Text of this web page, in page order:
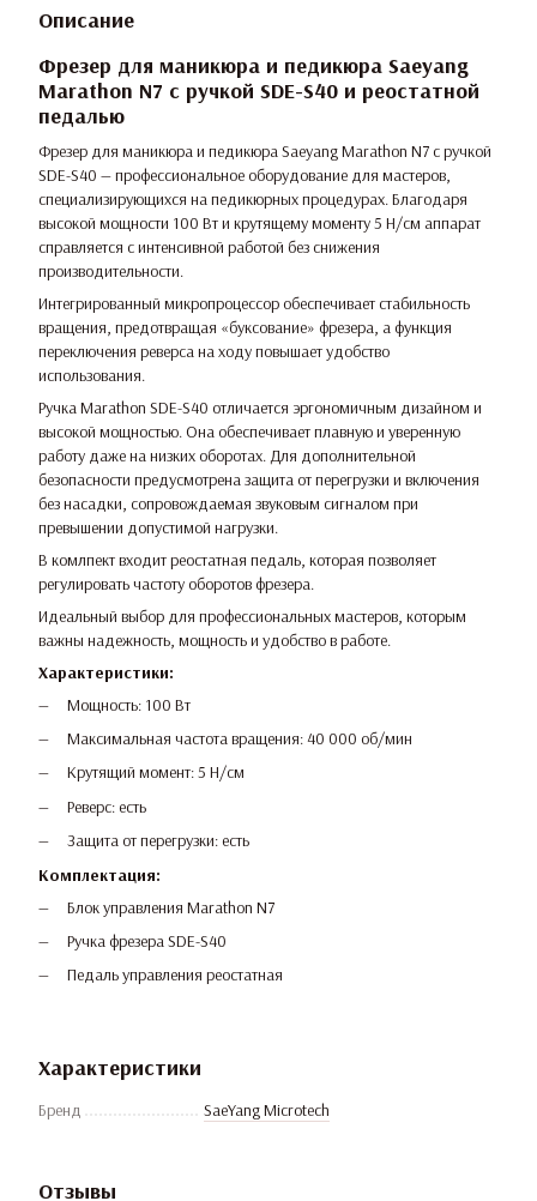
Описание
Фрезер для маникюра и педикюра Saeyang
Marathon N7 с ручкой SDE-S40 и реостатной
педалью
Фрезер для маникюра и педикюра Saeyang Marathon N7 с ручкой
SDE-S40 — профессиональное оборудование для мастеров,
специализирующихся на педикюрных процедурах. Благодаря
высокой мощности 100 Вт и крутящему моменту 5 Н/см аппарат
справляется с интенсивной работой без снижения
производительности.
Интегрированный микропроцессор обеспечивает стабильность
вращения, предотвращая «буксование» фрезера, а функция
переключения реверса на ходу повышает удобство
использования.
Ручка Marathon SDE-S40 отличается эргономичным дизайном и
высокой мощностью. Она обеспечивает плавную и уверенную
работу даже на низких оборотах. Для дополнительной
безопасности предусмотрена защита от перегрузки и включения
без насадки, сопровождаемая звуковым сигналом при
превышении допустимой нагрузки.
В комлпект входит реостатная педаль, которая позволяет
регулировать частоту оборотов фрезера.
Идеальный выбор для профессиональных мастеров, которым
важны надежность, мощность и удобство в работе.
Характеристики:
Мощность: 100 Вт
Максимальная частота вращения: 40 000 об/мин
Крутящий момент: 5 Н/см
Реверс: есть
Защита от перегрузки: есть
Комплектация:
Блок управления Marathon N7
Ручка фрезера SDE-S40
Педаль управления реостатная
Характеристики
Бренд SaeYang Microtech
Отзывы